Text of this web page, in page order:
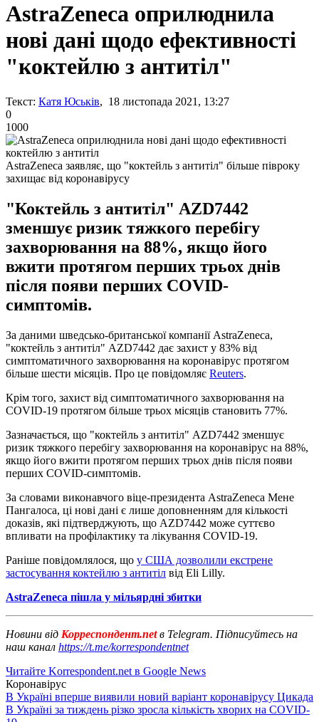
AstraZeneca оприлюднила
нові дані щодо ефективності
"коктейлю з антитіл"
Текст: Катя Юськів, 18 листопада 2021, 13:27
0
1000
AstraZeneca заявляє, що "коктейль з антитіл" більше півроку
захищає від коронавірусу
"Коктейль з антитіл" AZD7442
зменшує ризик тяжкого перебігу
захворювання на 88%, якщо його
вжити протягом перших трьох днів
після появи перших COVID-
симптомів.
За даними шведсько-британської компанії AstraZeneca,
"коктейль з антитіл" AZD7442 дає захист у 83% від
симптоматичного захворювання на коронавірус протягом
більше шести місяців. Про це повідомляє Reuters.
Крім того, захист від симптоматичного захворювання на
COVID-19 протягом більше трьох місяців становить 77%.
Зазначається, що "коктейль з антитіл" AZD7442 зменшує
ризик тяжкого перебігу захворювання на коронавірус на 88%,
якщо його вжити протягом перших трьох днів після появи
перших COVID-симптомів.
За словами виконавчого віце-президента AstraZeneca Мене
Пангалоса, ці нові дані є лише доповненням для кількості
доказів, які підтверджують, що AZD7442 може суттєво
впливати на профілактику та лікування COVID-19.
Раніше повідомлялося, що у США дозволили екстрене
застосування коктейлю з антитіл від Eli Lilly.
AstraZeneca пішла у мільярдні збитки
Новини від Корреспондент.netв Telegram. Підписуйтесь на
наш канал https://t.me/korrespondentnet
Читайте Korrespondent.net в Google News
Коронавірус
В Україні вперше виявили новий варіант коронавірусу Цикада
В Україні за тиждень різко зросла кількість хворих на COVID-